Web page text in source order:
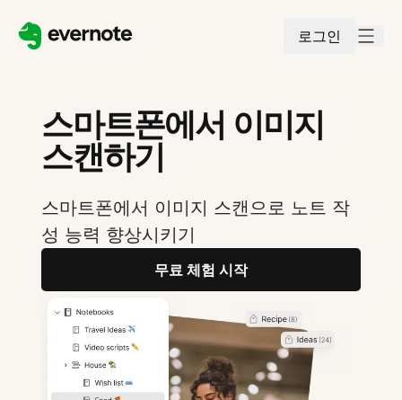
로그인
스마트폰에서 이미지
스캔하기
스마트폰에서 이미지 스캔으로 노트 작
성 능력 향상시키기
무료 체험 시작